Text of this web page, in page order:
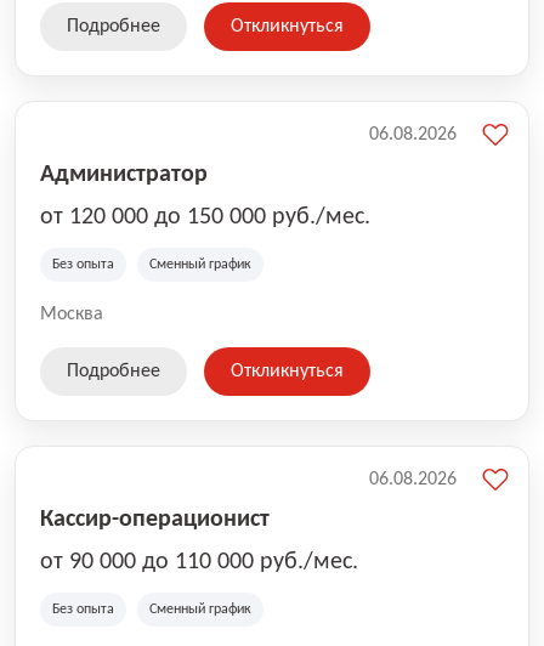
Подробнее Откликнуться
Администратор
от 120 000 до 150 000 руб./мес.
Без опыта Сменный график
Москва
06.08.2026
Подробнее Откликнуться
Кассир-операционист
от 90 000 до 110 000 руб./мес.
Без опыта Сменный график
06.08.2026